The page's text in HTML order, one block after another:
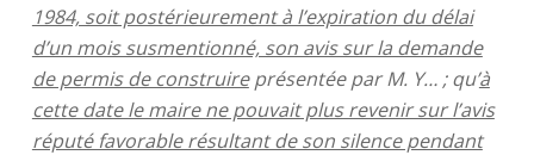
1984, soit postérieurement à l’expiration du délai
d’un mois susmentionné, son avis sur la demande
de permis de construireprésentée par M. Y… ; qu’à
cette date le maire ne pouvait plus revenir sur l’avis
réputé favorable résultant de son silence pendant